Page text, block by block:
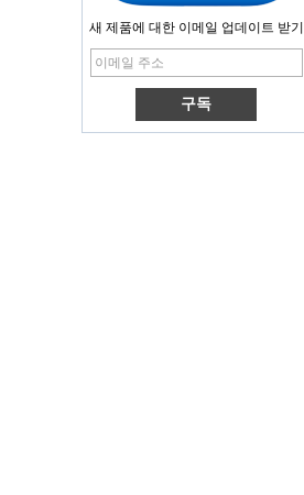
최신 Amlogic
S905X TV Box
Android 6.0 OS
Box 쿼드 핵심 OTT
TV 박스 VP9 H.265
스마트 TV 박스 X96
새 제품에 대한 이메일 업데이트 받기